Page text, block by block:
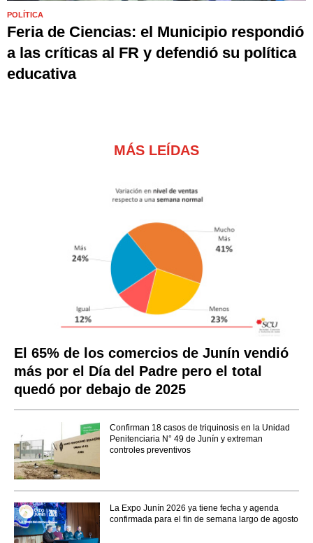
POLÍTICA
Feria de Ciencias: el Municipio respondió
a las críticas al FR y defendió su política
educativa
MÁS LEÍDAS
El 65% de los comercios de Junín vendió
más por el Día del Padre pero el total
quedó por debajo de 2025
Confirman 18 casos de triquinosis en la Unidad
Penitenciaria N° 49 de Junín y extreman
controles preventivos
La Expo Junín 2026 ya tiene fecha y agenda
confirmada para el fin de semana largo de agosto